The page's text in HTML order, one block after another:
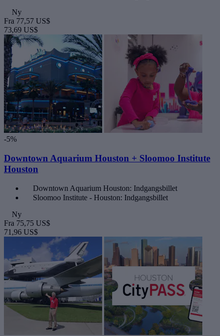
Ny
Fra 77,57 US$
73,69 US$
-5%
Downtown Aquarium Houston + Sloomoo Institute
Houston
Downtown Aquarium Houston: Indgangsbillet
Sloomoo Institute - Houston: Indgangsbillet
Ny
Fra 75,75 US$
71,96 US$